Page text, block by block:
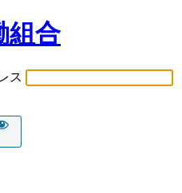
組合
ス